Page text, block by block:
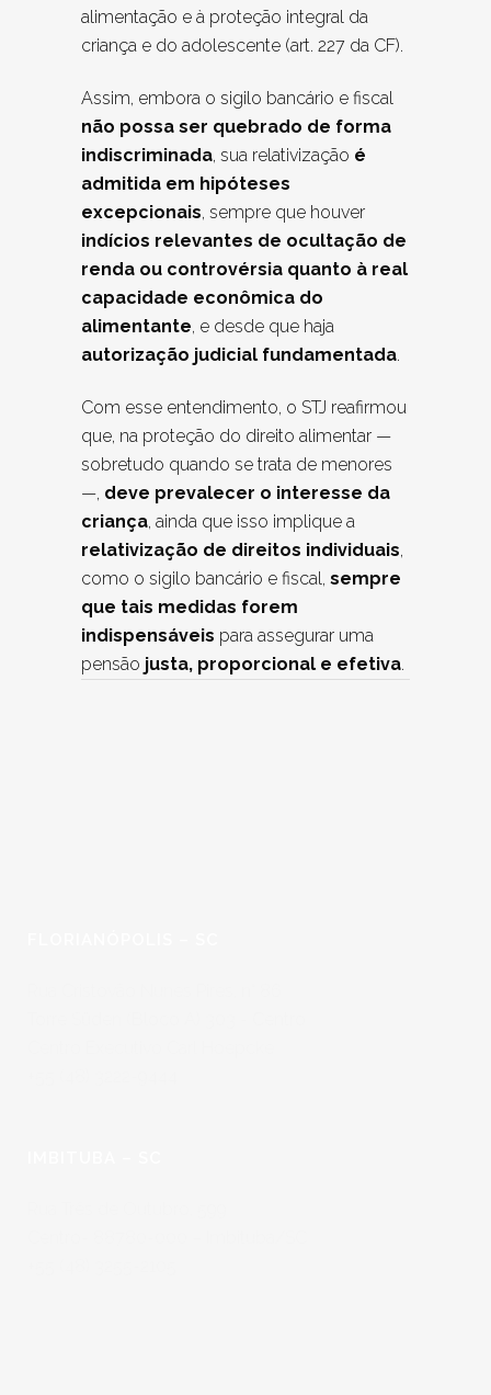
alimentação e à proteção integral da
criança e do adolescente (art. 227 da CF).
Assim, embora o sigilo bancário e fiscal
não possa ser quebrado de forma
indiscriminada, sua relativização é
admitida em hipóteses
excepcionais, sempre que houver
indícios relevantes de ocultação de
renda ou controvérsia quanto à real
capacidade econômica do
alimentante, e desde que haja
autorização judicial fundamentada.
Com esse entendimento, o STJ reafirmou
que, na proteção do direito alimentar —
sobretudo quando se trata de menores
—, deve prevalecer o interesse da
criança, ainda que isso implique a
relativização de direitos individuais,
como o sigilo bancário e fiscal, sempre
que tais medidas forem
indispensáveis para assegurar uma
pensão justa, proporcional e efetiva.